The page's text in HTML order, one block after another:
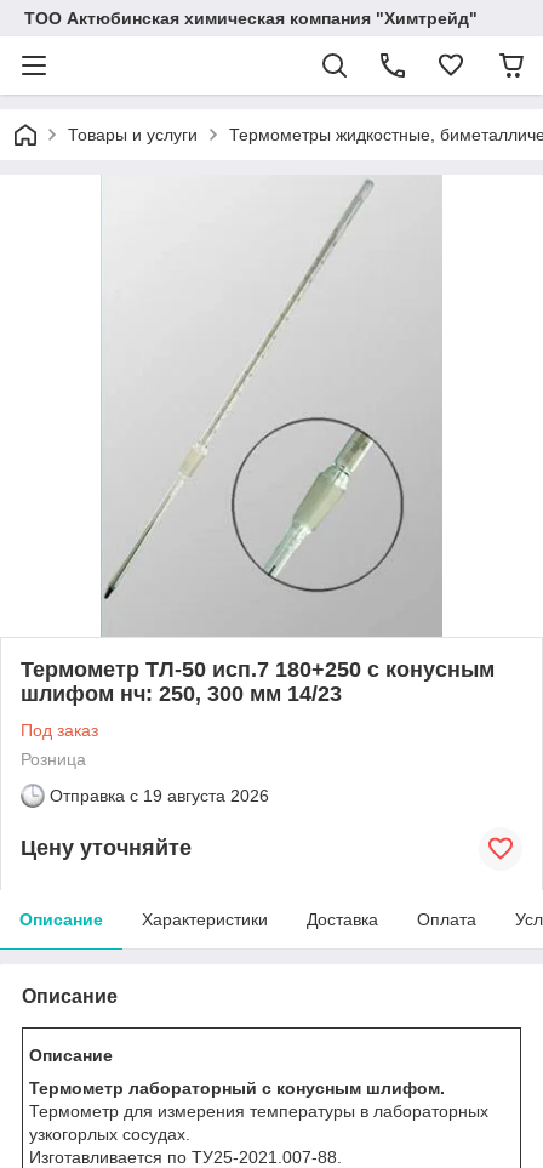
ТОО Актюбинская химическая компания "Химтрейд"
Товары и услуги Термометры жидкостные,
Термометр ТЛ-50 исп.7 180+250 с конусным
шлифом нч: 250, 300 мм 14/23
Под заказ
Розница
Отправка с 19 августа 2026
Цену уточняйте
Описание Характеристики Доставка Оплата
Описание
Описание
Термометр лабораторный с конусным шлифом.
Термометр для измерения температуры в лабораторных
узкогорлых сосудах.
Изготавливается по ТУ25-2021.007-88.